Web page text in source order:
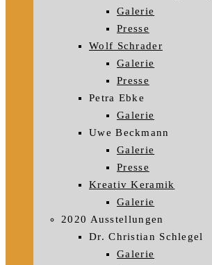
Galerie
Presse
Wolf Schrader
Galerie
Presse
Petra Ebke
Galerie
Uwe Beckmann
Galerie
Presse
Kreativ Keramik
Galerie
2020 Ausstellungen
Dr. Christian Schlegel
Galerie